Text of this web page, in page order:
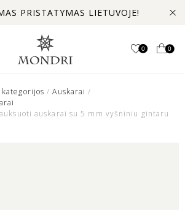
PRISTATYMAS LIETUVOJE!
0 0
kategorijos /Auskarai /
auskarai su 5 mm vyšniniu gintaru